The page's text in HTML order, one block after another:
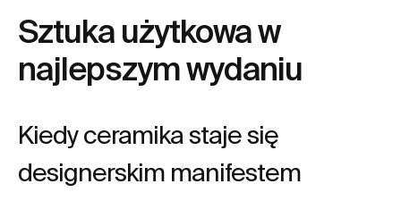
Sztuka użytkowa w
najlepszym wydaniu
Kiedy ceramika staje się
designerskim manifestem